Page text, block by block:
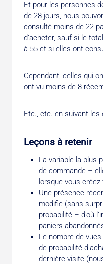
Et pour les personnes
de 28 jours, nous
consulté moins de 22
d’acheter, sauf si le
à 55 et si elles ont
Cependant, celles qui
ont vu moins de 8
Etc., etc. en suivant
Leçons à retenir
La variable la plus
de commande –
lorsque vous
Une présence
modifie (sans
probabilité – d’où
paniers
Le nombre de
de probabilité
dernière visite